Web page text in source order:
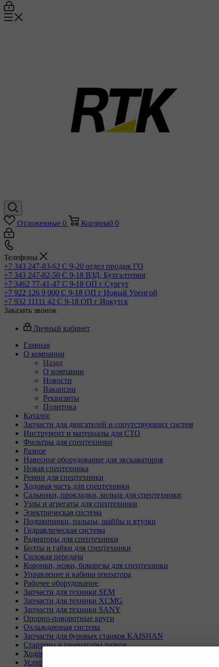
Отложенные 0 Корзина0 0
Телефоны
+7 343 247-83-62 С 9-20 отдел продаж ГО
+7 343 247-82-50 С 9-18 ВЗД, Бухгалтерия
+7 3462 77-41-47 С 9-18 ОП г Сургут
+7 922 126 9 000 С 9-18 ОП г Новый Уренгой
+7 932 11111 42 С 9-18 ОП г Иркутск
Заказать звонок
Личный кабинет
Главная
О компании
Назад
О компании
Новости
Вакансии
Реквизиты
Политика
Каталог
Запчасти для двигателей и сопутствующих систем
Инструмент и материалы для СТО
Фильтры для спецтехники
Разное
Навесное оборудование для экскаваторов
Новая спецтехника
Ремни для спецтехники
Ходовая часть для спецтехники
Сальники, прокладки, кольца для спецтехники
Узлы и агрегаты для спецтехники
Электрическая система
Подшипники, пальцы, шайбы и втулки
Гидравлическая система
Радиаторы для спецтехники
Болты и гайки для спецтехники
Силовая передача
Коронки, ножи, бокорезы для спецтехники
Управление и кабина оператора
Рабочее оборудование
Запчасти для техники SEM
Запчасти для техники XCMG
Запчасти для техники SANY
Опорно-поворотные круги
Охлаждающая система
Запчасти для буровых станков KAISHAN
Стартеры и генераторы разное
Ходовая часть для Liebherr
Услуги